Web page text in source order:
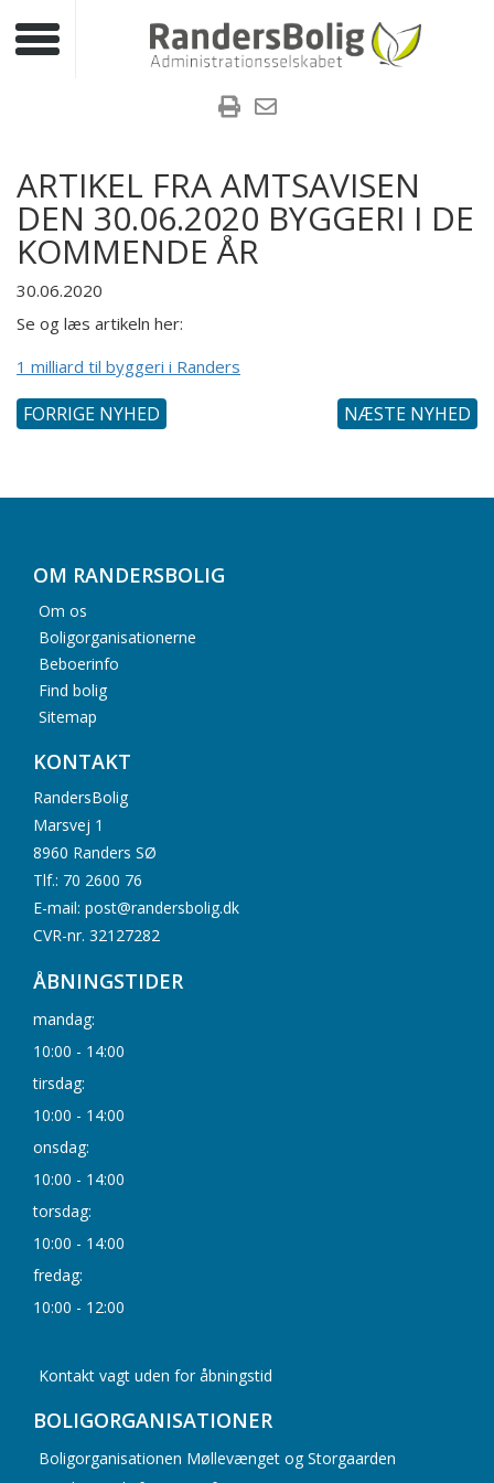
Toggle navigation
ARTIKEL FRA AMTSAVISEN
DEN 30.06.2020 BYGGERI I DE
KOMMENDE ÅR
30.06.2020
Se og læs artikeln her:
1 milliard til byggeri i Randers
FORRIGE NYHED NÆSTE NYHED
OM RANDERSBOLIG
Om os
Boligorganisationerne
Beboerinfo
Find bolig
Sitemap
KONTAKT
RandersBolig
Marsvej 1
8960 Randers SØ
Tlf.: 70 2600 76
E-mail: post@randersbolig.dk
CVR-nr. 32127282
ÅBNINGSTIDER
mandag:
10:00 - 14:00
tirsdag:
10:00 - 14:00
onsdag:
10:00 - 14:00
torsdag:
10:00 - 14:00
fredag:
10:00 - 12:00
Kontakt vagt uden for åbningstid
BOLIGORGANISATIONER
Boligorganisationen Møllevænget og Storgaarden